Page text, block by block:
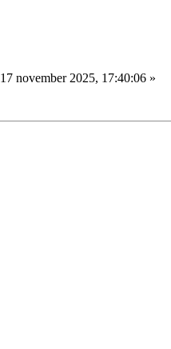
17 november 2025, 17:40:06 »